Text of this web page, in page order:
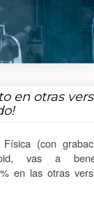
en otras
(con
vas a
en las otras